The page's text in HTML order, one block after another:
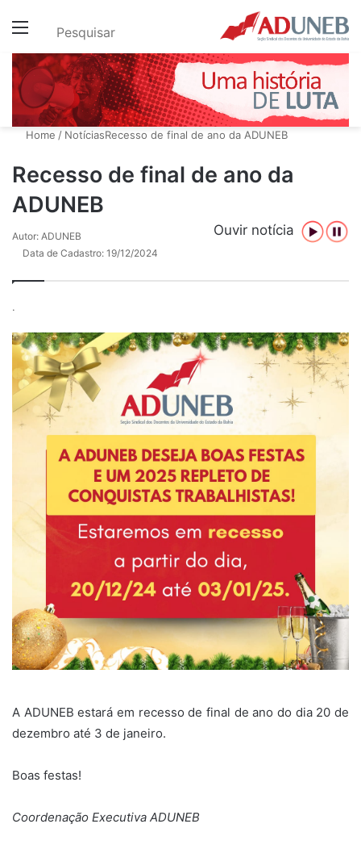
Menu Pesquisar
Home / NotíciasRecesso de final de ano da ADUNEB
Recesso de final de ano da
ADUNEB
Ouvir notícia
Autor: ADUNEB
Data de Cadastro: 19/12/2024
.
A ADUNEB estará em recesso de final de ano do dia 20 de
dezembro até 3 de janeiro.
Boas festas!
Coordenação Executiva ADUNEB